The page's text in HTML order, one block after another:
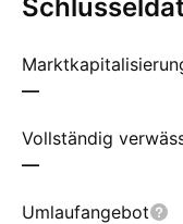
—
Vollständig
—
Umlaufangebot